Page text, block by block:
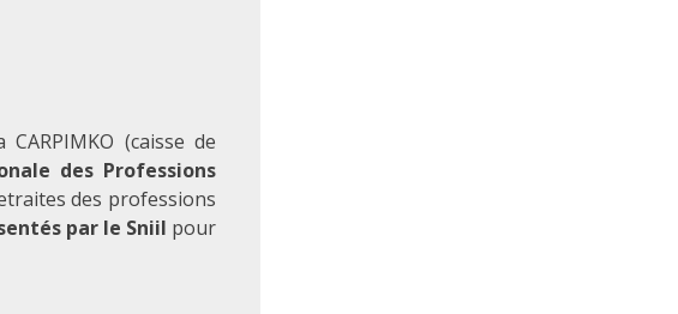
(caisse de
des Professions
des professions
par le Sniil pour